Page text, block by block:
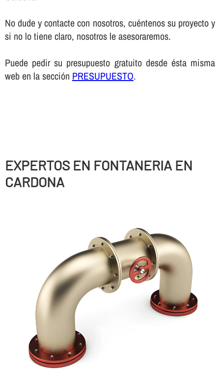
No dude y contacte con nosotros, cuéntenos su proyecto y
si no lo tiene claro, nosotros le asesoraremos.
Puede pedir su presupuesto gratuito desde ésta misma
web en la sección PRESUPUESTO.
EXPERTOS EN FONTANERIA EN
CARDONA